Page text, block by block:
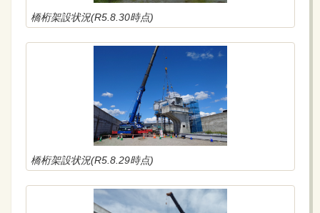
橋桁架設状況(R5.8.30時点)
橋桁架設状況(R5.8.29時点)